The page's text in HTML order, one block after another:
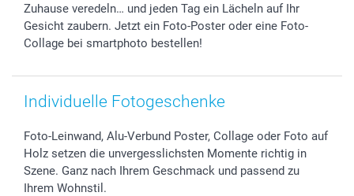
Zuhause veredeln… und jeden Tag ein Lächeln auf Ihr
Gesicht zaubern. Jetzt ein Foto-Poster oder eine Foto-
Collage bei smartphoto bestellen!
Individuelle Fotogeschenke
Foto-Leinwand, Alu-Verbund Poster, Collage oder Foto auf
Holz setzen die unvergesslichsten Momente richtig in
Szene. Ganz nach Ihrem Geschmack und passend zu
Ihrem Wohnstil.